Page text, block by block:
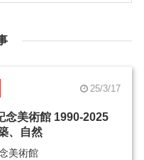
25/3/17
念美術館 1990-2025
、自然
美術館